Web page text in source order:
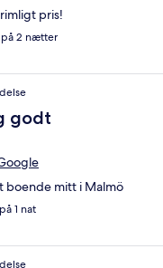
pris!
på 2 nætter
godt
boende mitt i Malmö
1 nat